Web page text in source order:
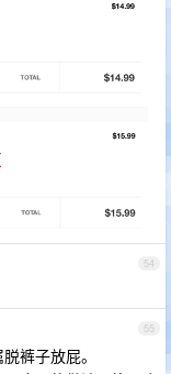
54
55
裤子放屁。